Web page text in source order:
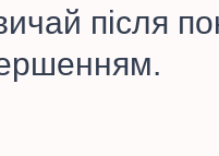
після